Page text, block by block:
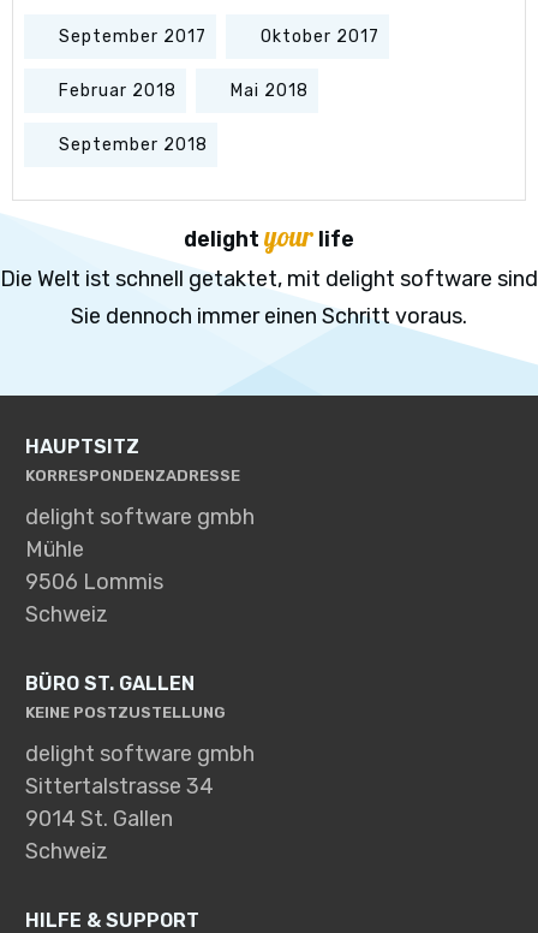
September 2017 Oktober 2017
Februar 2018 Mai 2018
September 2018
delight your life
Die Welt ist schnell getaktet, mit delight software sind
Sie dennoch immer einen Schritt voraus.
HAUPTSITZ
KORRESPONDENZADRESSE
delight software gmbh
Mühle
9506 Lommis
Schweiz
BÜRO ST. GALLEN
KEINE POSTZUSTELLUNG
delight software gmbh
Sittertalstrasse 34
9014 St. Gallen
Schweiz
HILFE & SUPPORT